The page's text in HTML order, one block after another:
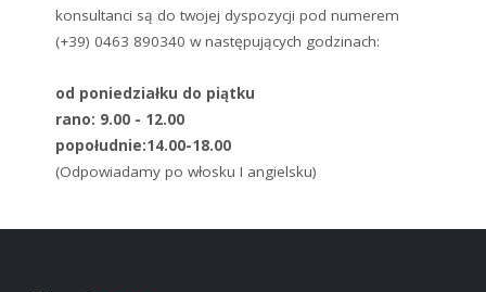
konsultanci są do twojej dyspozycji pod numerem
(+39) 0463 890340 w następujących godzinach:
od poniedziałku do piątku
rano: 9.00 - 12.00
popołudnie:14.00-18.00
(Odpowiadamy po włosku I angielsku)